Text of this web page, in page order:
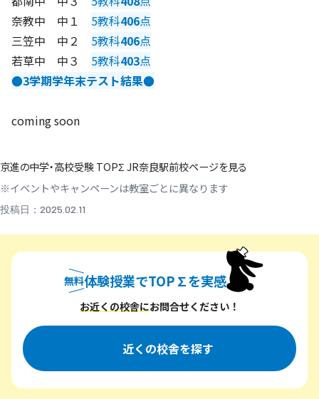
奈教中 中１ 5教科406点
三笠中 中２ 5教科406点
若草中 中３ 5教科403点
●3学期学年末テスト結果●
coming soon
京進の中学・高校受験 TOPΣ JR奈良駅前校ページを見る
※イベントやキャンペーンは教室ごとに異なります
投稿日：2025.02.11
無料体験授業でTOP∑を実感
無料体験授業でトップシグマを実感
お近くの校舎にお問合せください！
近くの校舎を探す